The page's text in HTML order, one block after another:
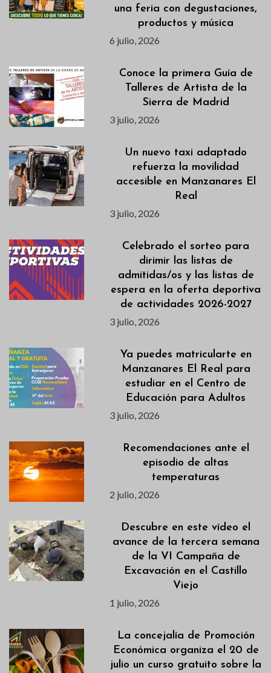
una feria con degustaciones,
productos y música
6 julio, 2026
Conoce la primera Guía de
Talleres de Artista de la
Sierra de Madrid
3 julio, 2026
Un nuevo taxi adaptado
refuerza la movilidad
accesible en Manzanares El
Real
3 julio, 2026
Celebrado el sorteo para
dirimir las listas de
admitidas/os y las listas de
espera en la oferta deportiva
de actividades 2026-2027
3 julio, 2026
Ya puedes matricularte en
Manzanares El Real para
estudiar en el Centro de
Educación para Adultos
3 julio, 2026
Recomendaciones ante el
episodio de altas
temperaturas
2 julio, 2026
Descubre en este vídeo el
avance de la tercera semana
de la VI Campaña de
Excavación en el Castillo
Viejo
1 julio, 2026
La concejalía de Promoción
Económica organiza el 20 de
julio un curso gratuito sobre la